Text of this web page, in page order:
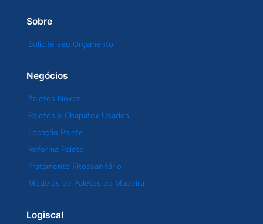
Sobre
Solicite seu Orçamento
Negócios
Paletes Novos
Paletes e Chapatex Usados
Locação Palete
Reforma Palete
Tratamento Fitossanitário
Modelos de Paletes de Madeira
Logiscal